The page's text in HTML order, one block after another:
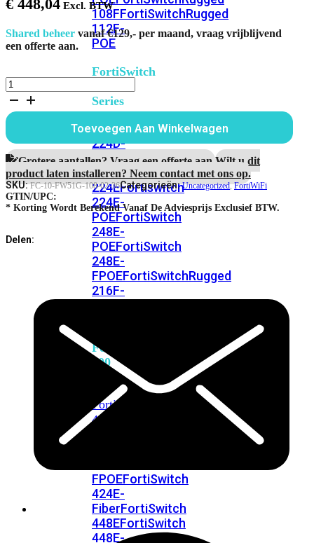
108FFortiSwitchRugged
112F-
POE
FortiSwitch
Series
FortiSwitch
224D-
FPOEFortiSwitch
248DFortiSwitch
224EFortiswitch
224E-
POEFortiSwitch
248E-
POEFortiSwitch
248E-
FPOEFortiSwitchRugged
216F-
FortiSwitch
400
Series
FortiSwitch
424E
FPOEFortiSwitch
424E-
FiberFortiSwitch
448EFortiSwitch
448E-
€ 448,04
Shared beheer vanaf €129,- per maand, vraag vrijblijvend
een offerte aan.
FortiWiFi-
51G
FortiGuard
IPS
Service
aantal
Toevoegen Aan Winkelwagen
Grotere aantallen? Vraag een offerte aan.Wilt u dit
product laten installeren? Neem contact met ons op.
SKU:FC-10-FW51G-108-02-36Categorieën:Uncategorized,FortiWiFi
GTIN/UPC:
* Korting Wordt Berekend Vanaf De Adviesprijs Exclusief BTW.
Delen: